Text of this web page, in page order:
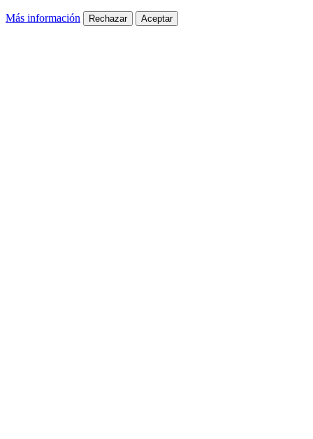
Más información Rechazar Aceptar